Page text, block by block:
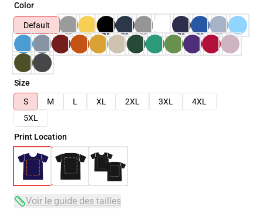
Color
Default
Size
S
M L XL 2XL 3XL
4XL
5XL
Print Location
Voir le guide des tailles